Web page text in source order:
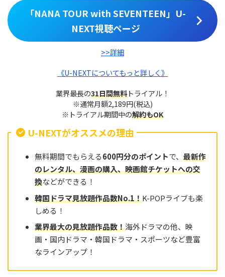
「NANA TOUR with SEVENTEEN」U-
NEXT視聴ページ
>>詳細
《U-NEXTについてもっと詳しく》
業界最長の31日間無料トライアル！
※通常月額2,189円(税込)
※トライアル期間中の解約もOK
U-NEXTがオススメの理由
無料期間でもらえる600円分のポイントで、 最新作
のレンタル、漫画の購入、映画館チケットへの交
換などができる！
韓国ドラマ見放題作品数No.1！K-POPライブも楽
しめる！
業界最大の見放題作品数！海外ドラマの他、映
画・国内ドラマ・韓国ドラマ・スポーツなど豊富
なラインアップ！